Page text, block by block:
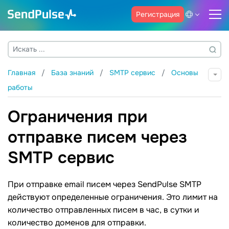
Регистрация
Главная База знаний SMTP сервис
Основы
работы
Ограничения при
отправке писем через
SMTP сервис
При отправке email писем через SendPulse SMTP
действуют определенные ограничения. Это лимит на
количество отправленных писем в час, в сутки и
количество доменов для отправки.